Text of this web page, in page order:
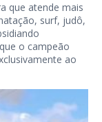
que atende mais
surf, judô,
o campeão
ao